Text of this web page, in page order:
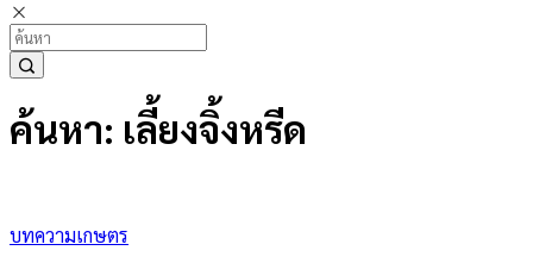
ค้นหา: เลี้ยงจิ้งหรีด
บทความเกษตร